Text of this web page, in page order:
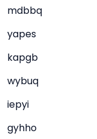
mdbbq
yapes
kapgb
wybuq
iepyi
gyhho